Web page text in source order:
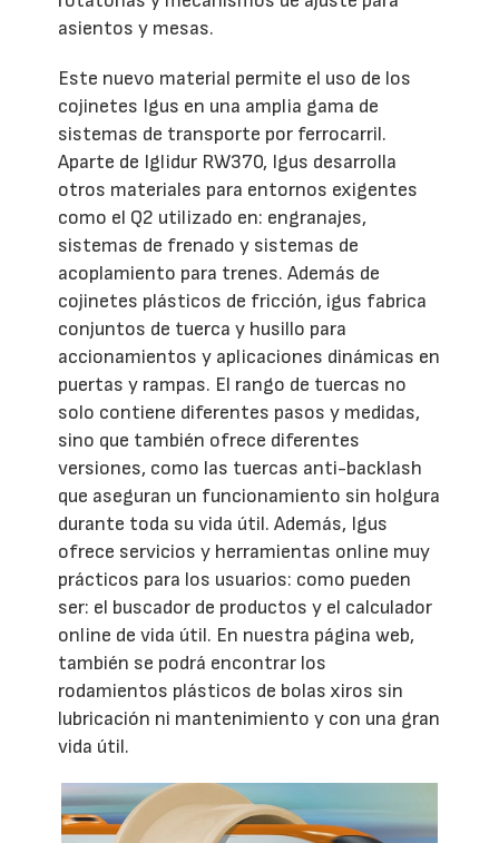
asientos y mesas.
Este nuevo material permite el uso de los
cojinetes Igus en una amplia gama de
sistemas de transporte por ferrocarril.
Aparte de Iglidur RW370, Igus desarrolla
otros materiales para entornos exigentes
como el Q2 utilizado en: engranajes,
sistemas de frenado y sistemas de
acoplamiento para trenes. Además de
cojinetes plásticos de fricción, igus fabrica
conjuntos de tuerca y husillo para
accionamientos y aplicaciones dinámicas en
puertas y rampas. El rango de tuercas no
solo contiene diferentes pasos y medidas,
sino que también ofrece diferentes
versiones, como las tuercas anti-backlash
que aseguran un funcionamiento sin holgura
durante toda su vida útil. Además, Igus
ofrece servicios y herramientas online muy
prácticos para los usuarios: como pueden
ser: el buscador de productos y el calculador
online de vida útil. En nuestra página web,
también se podrá encontrar los
rodamientos plásticos de bolas xiros sin
lubricación ni mantenimiento y con una gran
vida útil.